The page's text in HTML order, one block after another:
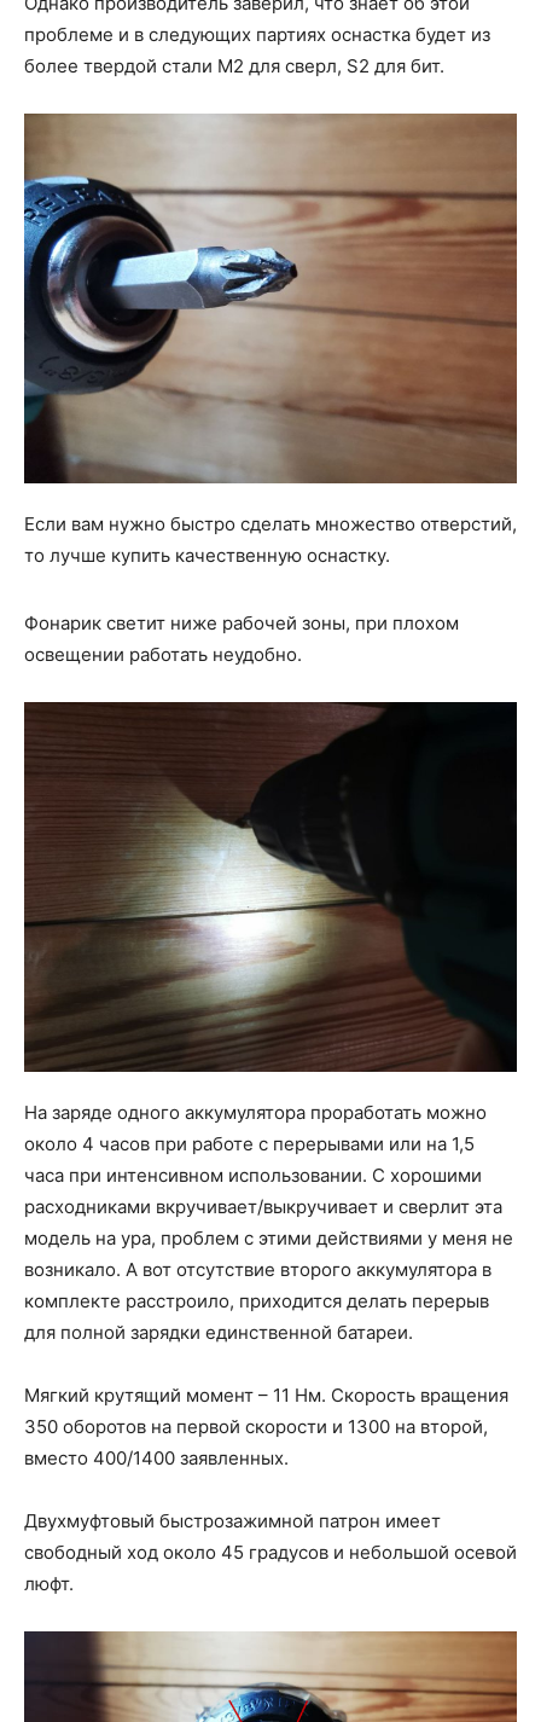
проблеме и в следующих партиях оснастка будет из
более твердой стали M2 для сверл, S2 для бит.
Если вам нужно быстро сделать множество отверстий,
то лучше купить качественную оснастку.
Фонарик светит ниже рабочей зоны, при плохом
освещении работать неудобно.
На заряде одного аккумулятора проработать можно
около 4 часов при работе с перерывами или на 1,5
часа при интенсивном использовании. С хорошими
расходниками вкручивает/выкручивает и сверлит эта
модель на ура, проблем с этими действиями у меня не
возникало. А вот отсутствие второго аккумулятора в
комплекте расстроило, приходится делать перерыв
для полной зарядки единственной батареи.
Мягкий крутящий момент – 11 Нм. Скорость вращения
350 оборотов на первой скорости и 1300 на второй,
вместо 400/1400 заявленных.
Двухмуфтовый быстрозажимной патрон имеет
свободный ход около 45 градусов и небольшой осевой
люфт.